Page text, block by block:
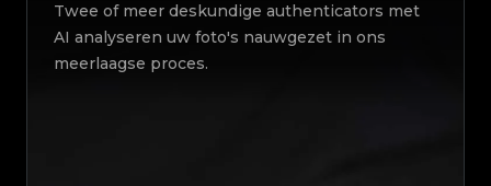
Twee of meer deskundige authenticators met
AI analyseren uw foto's nauwgezet in ons
meerlaagse proces.